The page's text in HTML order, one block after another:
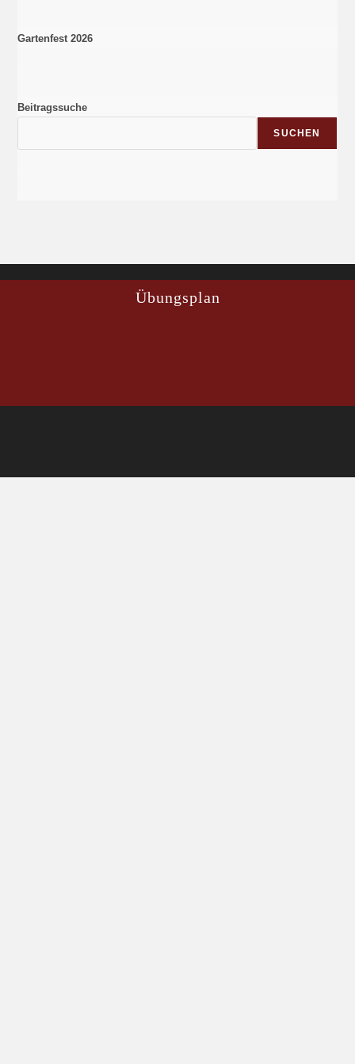
Gartenfest 2026
Beitragssuche
SUCHEN
Übungsplan